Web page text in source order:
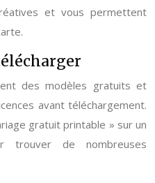
et vous permettent
des modèles gratuits et
avant téléchargement.
gratuit printable » sur un
trouver de nombreuses